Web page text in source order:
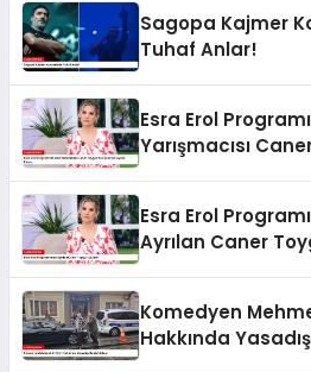
Sagopa Kajmer
Tuhaf Anlar!
Esra Erol
Yarışmacısı
Esra Erol
Ayrılan Caner
Komedyen
Hakkında